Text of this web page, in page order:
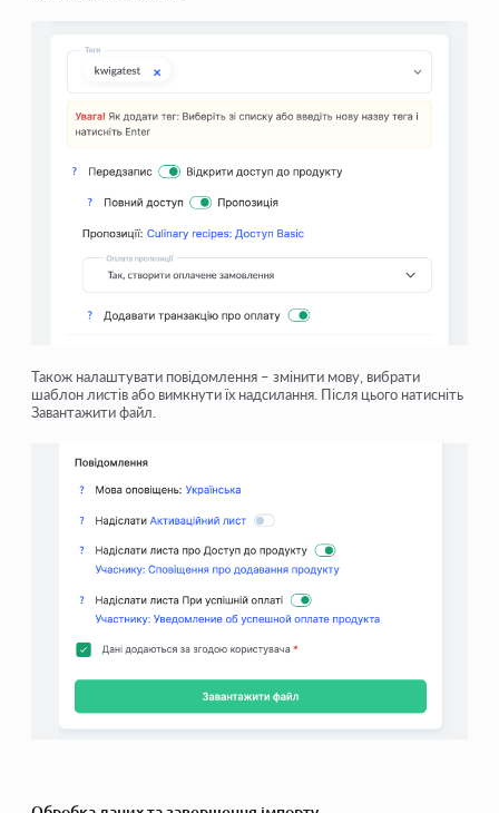
Також налаштувати повідомлення – змінити мову, вибрати
шаблон листів або вимкнути їх надсилання. Після цього натисніть
Завантажити файл.